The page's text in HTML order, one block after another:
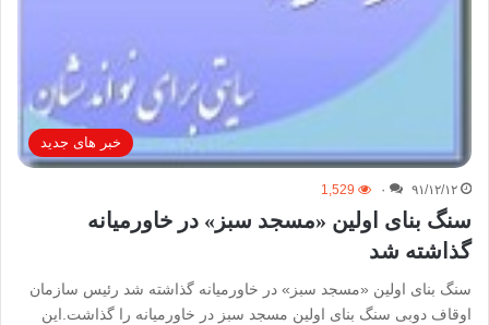
خبر های جدید
۹۱/۱۲/۱۲ ۰ 1,529
سنگ بنای اولین «مسجد سبز» در خاورمیانه
گذاشته شد
سنگ بنای اولین «مسجد سبز» در خاورمیانه گذاشته شد رئیس سازمان
اوقاف دوبی سنگ بنای اولین مسجد سبز در خاورمیانه را گذاشت.این